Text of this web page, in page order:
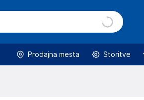
Prodajna mesta Storitve